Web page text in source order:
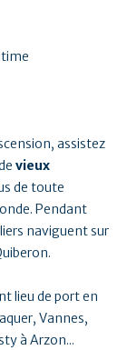
assistez
vieux
de toute
Pendant
naviguent sur
lieu de port en
Vannes,
à Arzon...